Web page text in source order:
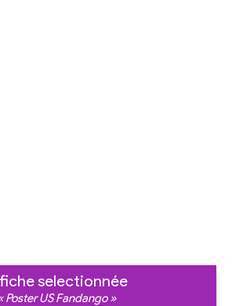
selectionnée
Poster US Fandango »